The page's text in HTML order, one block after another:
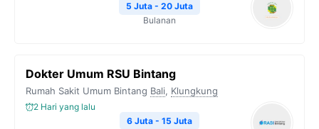
5 Juta - 20 Juta
Bulanan
Dokter Umum RSU Bintang
Rumah Sakit Umum Bintang Bali, Klungkung
2 Hari yang lalu
6 Juta - 15 Juta